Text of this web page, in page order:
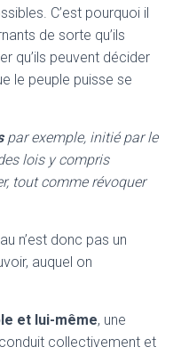
C’est pourquoi il
de sorte qu’ils
qu’ils peuvent décider
le peuple puisse se
par exemple, initié par le
lois y compris
tout comme révoquer
n’est donc pas un
auquel on
et lui-même, une
collectivement et